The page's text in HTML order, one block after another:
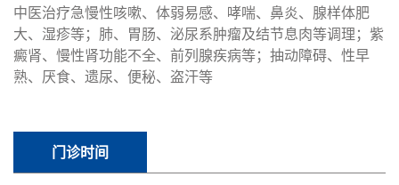
中医治疗急慢性咳嗽、体弱易感、哮喘、鼻炎、腺样体肥
大、湿疹等；肺、胃肠、泌尿系肿瘤及结节息肉等调理；紫
癜肾、慢性肾功能不全、前列腺疾病等；抽动障碍、性早
熟、厌食、遗尿、便秘、盗汗等
门诊时间